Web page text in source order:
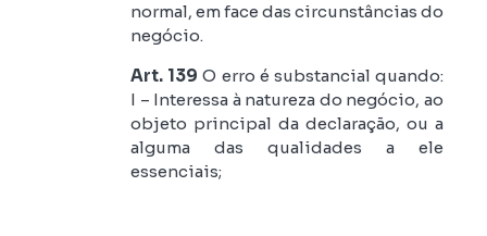
normal, em face das circunstâncias do
negócio.
Art. 139 O erro é substancial quando:
I – Interessa à natureza do negócio, ao
objeto principal da declaração, ou a
alguma das qualidades a ele
essenciais;